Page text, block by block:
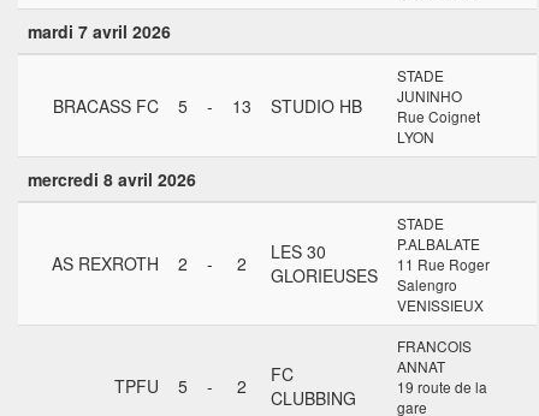
mardi 7 avril 2026
BRACASS FC 5 - 13 STUDIO HB
STADE
JUNINHO
Rue Coignet
LYON
mercredi 8 avril 2026
AS REXROTH 2 - 2
LES 30
GLORIEUSES
STADE
P.ALBALATE
11 Rue Roger
Salengro
VENISSIEUX
TPFU 5 - 2
FC
CLUBBING
FRANCOIS
ANNAT
19 route de la
gare